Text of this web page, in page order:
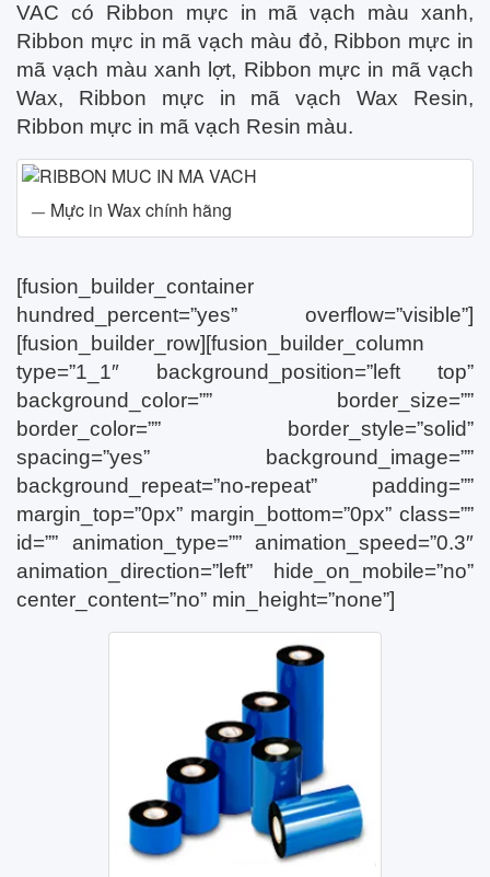
VAC có Ribbon mực in mã vạch màu xanh,
Ribbon mực in mã vạch màu đỏ, Ribbon mực in
mã vạch màu xanh lợt, Ribbon mực in mã vạch
Wax, Ribbon mực in mã vạch Wax Resin,
Ribbon mực in mã vạch Resin màu.
Mực in Wax chính hãng
[fusion_builder_container
hundred_percent=”yes” overflow=”visible”]
[fusion_builder_row][fusion_builder_column
type=”1_1″ background_position=”left top”
background_color=”” border_size=””
border_color=”” border_style=”solid”
spacing=”yes” background_image=””
background_repeat=”no-repeat” padding=””
margin_top=”0px” margin_bottom=”0px” class=””
id=”” animation_type=”” animation_speed=”0.3″
animation_direction=”left” hide_on_mobile=”no”
center_content=”no” min_height=”none”]